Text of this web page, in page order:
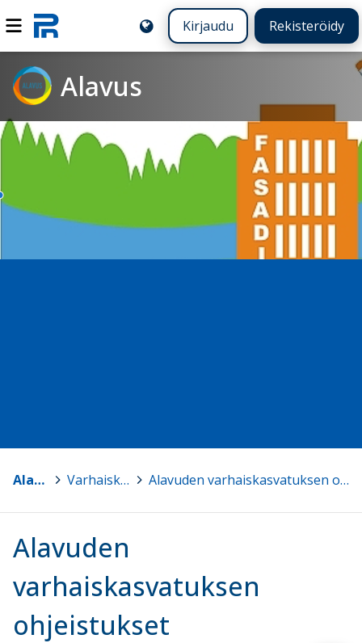
Kirjaudu Rekisteröidy
Alavus
Alavus Varhaiskasvatus Alavuden varhaiskasvatuksen ohjeistukset
Alavuden
varhaiskasvatuksen
ohjeistukset